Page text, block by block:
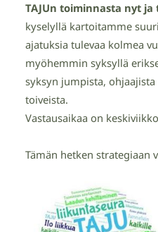
TAJUn toiminnasta nyt ja
kyselyllä kartoitamme
ajatuksia tulevaa kolmea
myöhemmin syksyllä
syksyn jumpista, ohjaajista
toiveista.
Vastausaikaa on
Tämän hetken strategiaan